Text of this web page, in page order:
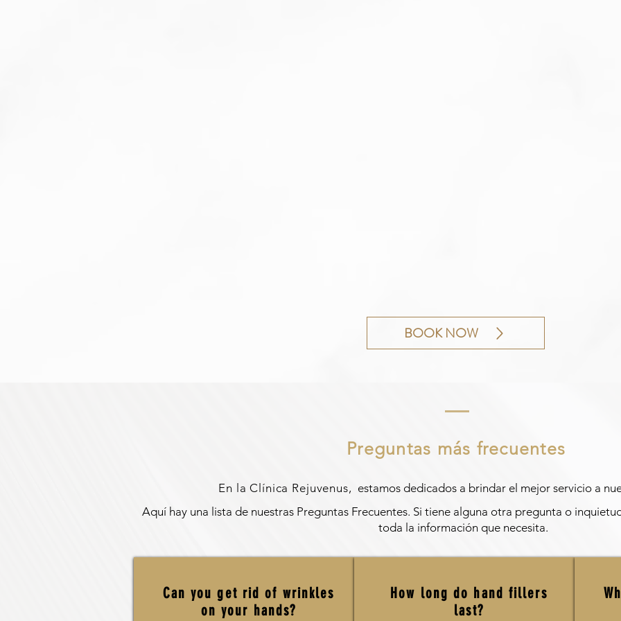
BOOK NOW
Preguntas más frecuentes
En la Clínica Rejuvenus, estamos dedicados a brindar el mejor servicio a
Aquí hay una lista de nuestras Preguntas Frecuentes. Si tiene alguna otra pregunta o
toda la información que necesita.
Can you get rid of wrinkles
on your hands?
How long do hand fillers
last?